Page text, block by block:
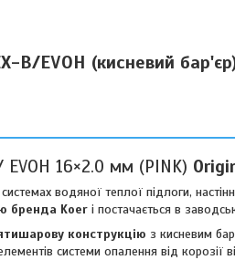
B/EVOH (кисневий
EVOH 16×2.0 мм (PINK)
водяної теплої підлоги,
бренда Koer і постачається в
конструкцію з кисневим
системи опалення від корозії